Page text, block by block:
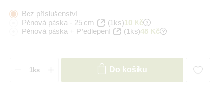
Bez příslušenství
Pěnová páska - 25 cm
(1ks)10 Kč
Pěnová páska + Předlepení
(1ks)48 Kč
Do košíku